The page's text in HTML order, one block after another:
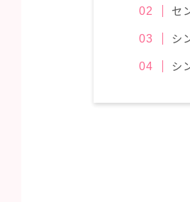
セ
シ
シ